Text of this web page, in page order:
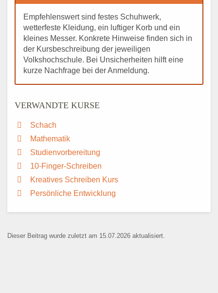
Empfehlenswert sind festes Schuhwerk,
wetterfeste Kleidung, ein luftiger Korb und ein
kleines Messer. Konkrete Hinweise finden sich in
der Kursbeschreibung der jeweiligen
Volkshochschule. Bei Unsicherheiten hilft eine
kurze Nachfrage bei der Anmeldung.
VERWANDTE KURSE
Schach
Mathematik
Studienvorbereitung
10-Finger-Schreiben
Kreatives Schreiben Kurs
Persönliche Entwicklung
Dieser Beitrag wurde zuletzt am 15.07.2026 aktualisiert.